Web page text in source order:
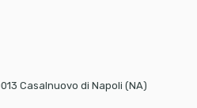
Casalnuovo di Napoli (NA)